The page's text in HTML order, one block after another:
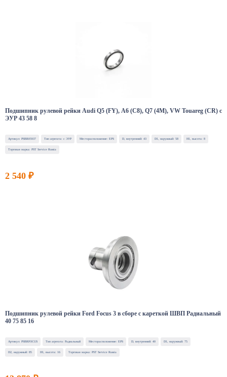
Подшипник рулевой рейки Audi Q5 (FY), A6 (C8), Q7 (4M), VW Touareg (CR) с
ЭУР 43 58 8
Артикул: PSBR05937 Тип агрегата: с ЭУР Месторасположение: EPS D, внутренний: 43 D1, наружный: 58 H1, высота: 8
Торговая марка: PST Service Russia
2 540 ₽
Подшипник рулевой рейки Ford Focus 3 в сборе с кареткой ШВП Радиальный
40 75 85 16
Артикул: PSBRFOCUS Тип агрегата: Радиальный Месторасположение: EPS D, внутренний: 40 D1, наружный: 75
D2, наружный: 85 H1, высота: 16 Торговая марка: PST Service Russia